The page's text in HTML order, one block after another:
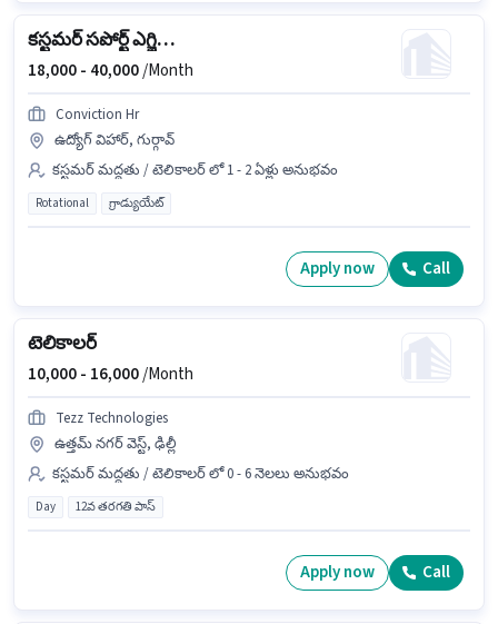
కస్టమర్ సపోర్ట్ ఎగ్జిక్యూటివ్
18,000 - 40,000/Month
Conviction Hr
ఉద్యోగ్ విహార్, గుర్గావ్
కస్టమర్ మద్దతు / టెలికాలర్ లో 1 - 2 ఏళ్లు అనుభవం
Rotational గ్రాడ్యుయేట్
Apply now Call
టెలికాలర్
10,000 - 16,000/Month
Tezz Technologies
ఉత్తమ్ నగర్ వెస్ట్, ఢిల్లీ
కస్టమర్ మద్దతు / టెలికాలర్ లో 0 - 6 నెలలు అనుభవం
Day 12వ తరగతి పాస్
Apply now Call